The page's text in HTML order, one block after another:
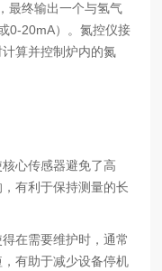
最终输出一个与氢气
0-20mA）。氮控仪接
算并控制炉内的氮
心传感器避免了高
有利于保持测量的长
在需要维护时，通常
有助于减少设备停机